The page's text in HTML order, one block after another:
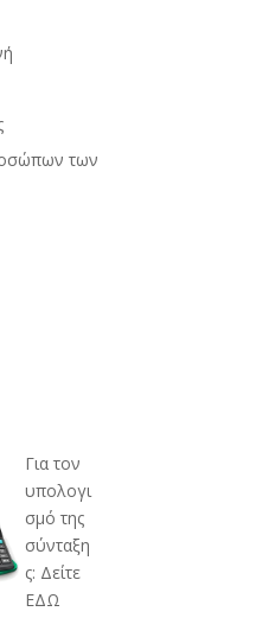
των
Για τον
υπολογι
σμό της
σύνταξη
ς: Δείτε
ΕΔΩ